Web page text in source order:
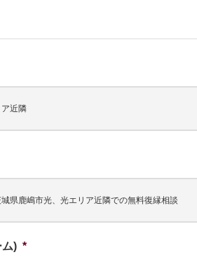
近隣
県鹿嶋市光、光エリア近隣での無料復縁相談
) *